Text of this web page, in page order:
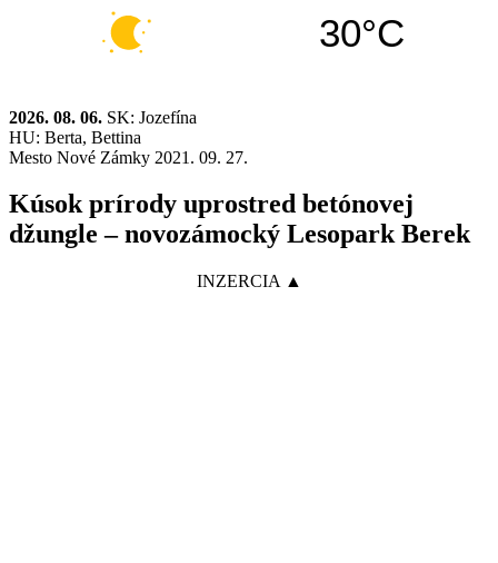
30°C
2026. 08. 06. SK: Jozefína
HU: Berta, Bettina
Mesto Nové Zámky 2021. 09. 27.
Kúsok prírody uprostred betónovej
džungle – novozámocký Lesopark Berek
INZERCIA ▲